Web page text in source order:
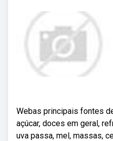
Webas principais fontes
açúcar, doces em geral,
uva passa, mel, massas,